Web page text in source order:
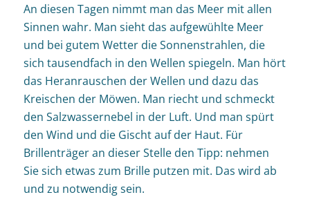
An diesen Tagen nimmt man das Meer mit allen
Sinnen wahr. Man sieht das aufgewühlte Meer
und bei gutem Wetter die Sonnenstrahlen, die
sich tausendfach in den Wellen spiegeln. Man hört
das Heranrauschen der Wellen und dazu das
Kreischen der Möwen. Man riecht und schmeckt
den Salzwassernebel in der Luft. Und man spürt
den Wind und die Gischt auf der Haut. Für
Brillenträger an dieser Stelle den Tipp: nehmen
Sie sich etwas zum Brille putzen mit. Das wird ab
und zu notwendig sein.